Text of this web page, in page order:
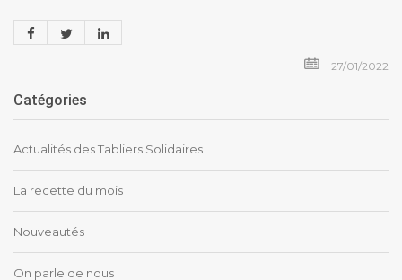
27/01/2022
Catégories
Actualités des Tabliers Solidaires
La recette du mois
Nouveautés
On parle de nous